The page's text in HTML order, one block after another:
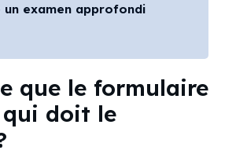
un examen approfondi
que le formulaire
doit le